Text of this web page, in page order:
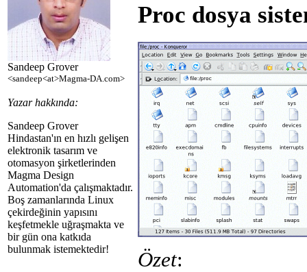
Sandeep Grover
<sandeep<at>Magma-DA.com>
Yazar hakkında:
Sandeep Grover
Hindastan'ın en hızlı gelişen
elektronik tasarım ve
otomasyon şirketlerinden
Magma Design
Automation'da çalışmaktadır.
Boş zamanlarında Linux
çekirdeğinin yapısını
keşfetmekle uğraşmakta ve
bir gün ona katkıda
bulunmak istemektedir!
Proc dosya
Özet: